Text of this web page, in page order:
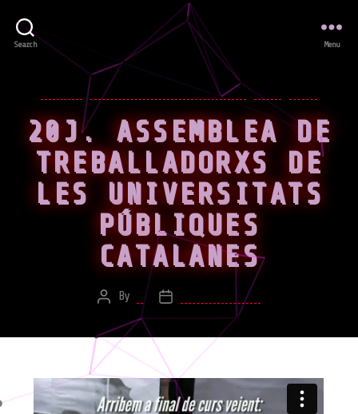
Search Menu
Categories
FILMS&SOUNDS/EXIBITIONS
20J. ASSEMBLEA DE
TREBALLADORXS DE
LES UNIVERSITATS
PÚBLIQUES
CATALANES
Post
author
By
Post June 20, 2013